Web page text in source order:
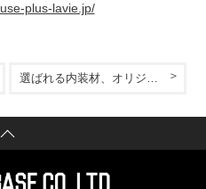
plus-lavie.jp/
選ばれる内装材、オリジナルな使い方。